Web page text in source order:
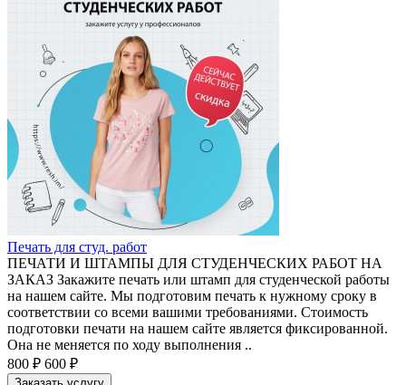
Печать для студ. работ
ПЕЧАТИ И ШТАМПЫ ДЛЯ СТУДЕНЧЕСКИХ РАБОТ НА
ЗАКАЗ Закажите печать или штамп для студенческой работы
на нашем сайте. Мы подготовим печать к нужному сроку в
соответствии со всеми вашими требованиями. Стоимость
подготовки печати на нашем сайте является фиксированной.
Она не меняется по ходу выполнения ..
800 ₽ 600 ₽